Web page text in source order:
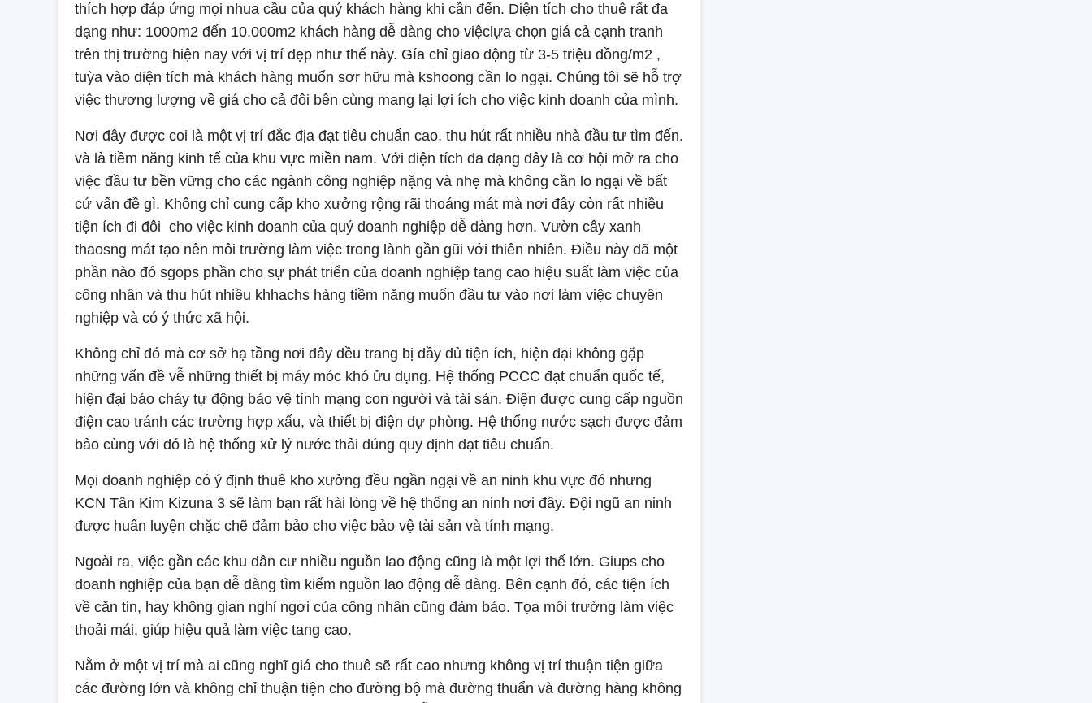
thích hợp đáp ứng mọi nhua cầu của quý khách hàng khi cần đến. Diện tích cho thuê rất đa
dạng như: 1000m2 đến 10.000m2 khách hàng dễ dàng cho việclựa chọn giá cả cạnh tranh
trên thị trường hiện nay với vị trí đẹp như thế này. Gía chỉ giao động từ 3-5 triệu đồng/m2 ,
tuỳa vào diện tích mà khách hàng muốn sơr hữu mà kshoong cần lo ngại. Chúng tôi sẽ hỗ trợ
việc thương lượng về giá cho cả đôi bên cùng mang lại lợi ích cho việc kinh doanh của mình.
Nơi đây được coi là một vị trí đắc địa đạt tiêu chuẩn cao, thu hút rất nhiều nhà đầu tư tìm đến.
và là tiềm năng kinh tế của khu vực miền nam. Với diện tích đa dạng đây là cơ hội mở ra cho
việc đầu tư bền vững cho các ngành công nghiệp nặng và nhẹ mà không cần lo ngại về bất
cứ vấn đề gì. Không chỉ cung cấp kho xưởng rộng rãi thoáng mát mà nơi đây còn rất nhiều
tiện ích đi đôi cho việc kinh doanh của quý doanh nghiệp dễ dàng hơn. Vườn cây xanh
thaosng mát tạo nên môi trường làm việc trong lành gần gũi với thiên nhiên. Điều này đã một
phần nào đó sgops phần cho sự phát triển của doanh nghiệp tang cao hiệu suất làm việc của
công nhân và thu hút nhiều khhachs hàng tiềm năng muốn đầu tư vào nơi làm việc chuyên
nghiệp và có ý thức xã hội.
Không chỉ đó mà cơ sở hạ tầng nơi đây đều trang bị đầy đủ tiện ích, hiện đại không gặp
những vấn đề vễ những thiết bị máy móc khó ửu dụng. Hệ thống PCCC đạt chuẩn quốc tế,
hiện đại báo cháy tự động bảo vệ tính mạng con người và tài sản. Điện được cung cấp nguồn
điện cao tránh các trường hợp xấu, và thiết bị điện dự phòng. Hệ thống nước sạch được đảm
bảo cùng với đó là hệ thống xử lý nước thải đúng quy định đạt tiêu chuẩn.
Mọi doanh nghiệp có ý định thuê kho xưởng đều ngần ngại về an ninh khu vực đó nhưng
KCN Tân Kim Kizuna 3 sẽ làm bạn rất hài lòng về hệ thống an ninh nơi đây. Đội ngũ an ninh
được huấn luyện chặc chẽ đảm bảo cho việc bảo vệ tài sản và tính mạng.
Ngoài ra, việc gần các khu dân cư nhiều nguồn lao động cũng là một lợi thế lớn. Giups cho
doanh nghiệp của bạn dễ dàng tìm kiếm nguồn lao động dễ dàng. Bên cạnh đó, các tiện ích
về căn tin, hay không gian nghỉ ngơi của công nhân cũng đảm bảo. Tọa môi trường làm việc
thoải mái, giúp hiệu quả làm việc tang cao.
Nằm ở một vị trí mà ai cũng nghĩ giá cho thuê sẽ rất cao nhưng không vị trí thuận tiện giữa
các đường lớn và không chỉ thuận tiện cho đường bộ mà đường thuẩn và đường hàng không